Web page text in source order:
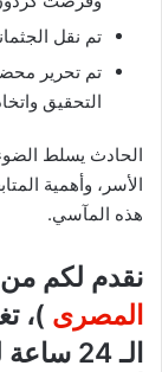
تم نقل
تم تحرير
التحقيق
الحادث يسلط
الأسر، وأهمية
هذه المآسي.
نقدم لكم
المصرى )،
الـ 24